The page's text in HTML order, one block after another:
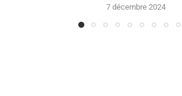
7 décembre 2024